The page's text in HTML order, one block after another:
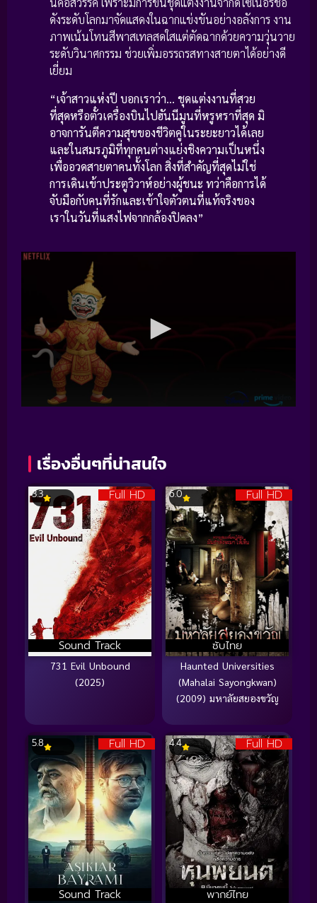
ดังระดับโลกมาจัดแสดงในฉากแข่งขันอย่างอลังการ งาน
ภาพเน้นโทนสีพาสเทลสดใสแต่ตัดฉากด้วยความวุ่นวาย
ระดับวินาศกรรม ช่วยเพิ่มอรรถรสทางสายตาได้อย่างดี
เยี่ยม
“เจ้าสาวแห่งปี บอกเราว่า… ชุดแต่งงานที่สวย
ที่สุดหรือตั๋วเครื่องบินไปฮันนีมูนที่หรูหราที่สุด มิ
อาจการันตีความสุขของชีวิตคู่ในระยะยาวได้เลย
และในสมรภูมิที่ทุกคนต่างแย่งชิงความเป็นหนึ่ง
เพื่ออวดสายตาคนทั้งโลก สิ่งที่สำคัญที่สุดไม่ใช่
การเดินเข้าประตูวิวาห์อย่างผู้ชนะ ทว่าคือการได้
จับมือกับคนที่รักและเข้าใจตัวตนที่แท้จริงของ
เราในวันที่แสงไฟจากกล้องปิดลง”
เรื่องอื่นๆที่น่าสนใจ
Full HD
Sound Track
3.3
731 Evil Unbound
(2025)
Full HD
ซับไทย
6.0
Haunted Universities
(Mahalai Sayongkwan)
(2009) มหาลัยสยองขวัญ
Full HD
Sound Track
5.8 Full HD
พากย์ไทย
4.4